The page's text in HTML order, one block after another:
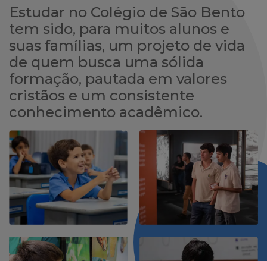
Estudar no Colégio de São Bento
tem sido, para muitos alunos e
suas famílias, um projeto de vida
de quem busca uma sólida
formação, pautada em valores
cristãos e um consistente
conhecimento acadêmico.